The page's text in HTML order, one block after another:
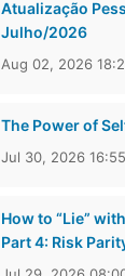
Atualização
Julho/2026
Aug 02, 2026
The Power of
Jul 30, 2026
How to “Lie”
Part 4: Risk